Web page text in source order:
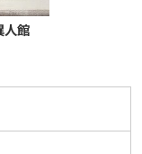
人館